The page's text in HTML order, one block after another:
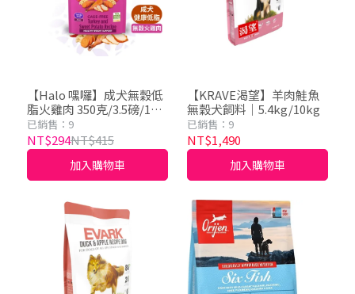
【Halo 嘿囉】成犬無穀低
脂火雞肉 350克/3.5磅/10
磅
已銷售：9
NT$294NT$415
加入購物車
【KRAVE渴望】羊肉鮭魚
無穀犬飼料｜5.4kg/10kg
已銷售：9
NT$1,490
加入購物車